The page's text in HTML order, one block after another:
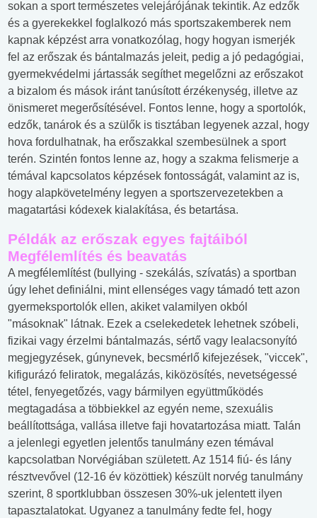
sokan a sport természetes velejárójának tekintik. Az edzők
és a gyerekekkel foglalkozó más sportszakemberek nem
kapnak képzést arra vonatkozólag, hogy hogyan ismerjék
fel az erőszak és bántalmazás jeleit, pedig a jó pedagógiai,
gyermekvédelmi jártassák segíthet megelőzni az erőszakot
a bizalom és mások iránt tanúsított érzékenység, illetve az
önismeret megerősítésével. Fontos lenne, hogy a sportolók,
edzők, tanárok és a szülők is tisztában legyenek azzal, hogy
hova fordulhatnak, ha erőszakkal szembesülnek a sport
terén. Szintén fontos lenne az, hogy a szakma felismerje a
témával kapcsolatos képzések fontosságát, valamint az is,
hogy alapkövetelmény legyen a sportszervezetekben a
magatartási kódexek kialakítása, és betartása.
Példák az erőszak egyes fajtáiból
Megfélemlítés és beavatás
A megfélemlítést (bullying - szekálás, szívatás) a sportban
úgy lehet definiálni, mint ellenséges vagy támadó tett azon
gyermeksportolók ellen, akiket valamilyen okból
"másoknak" látnak. Ezek a cselekedetek lehetnek szóbeli,
fizikai vagy érzelmi bántalmazás, sértő vagy lealacsonyító
megjegyzések, gúnynevek, becsmérlő kifejezések, "viccek",
kifigurázó feliratok, megalázás, kiközösítés, nevetségessé
tétel, fenyegetőzés, vagy bármilyen együttműködés
megtagadása a többiekkel az egyén neme, szexuális
beállítottsága, vallása illetve faji hovatartozása miatt. Talán
a jelenlegi egyetlen jelentős tanulmány ezen témával
kapcsolatban Norvégiában született. Az 1514 fiú- és lány
résztvevővel (12-16 év közöttiek) készült norvég tanulmány
szerint, 8 sportklubban összesen 30%-uk jelentett ilyen
tapasztalatokat. Ugyanez a tanulmány fedte fel, hogy